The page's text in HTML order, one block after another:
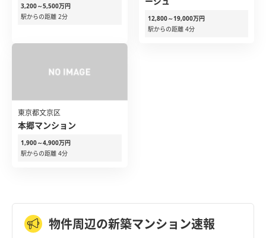
3,200～5,500万円
駅からの距離 2分
12,800～19,000万円
駅からの距離 4分
東京都文京区
本郷マンション
1,900～4,900万円
駅からの距離 4分
物件周辺の新築マンション速報